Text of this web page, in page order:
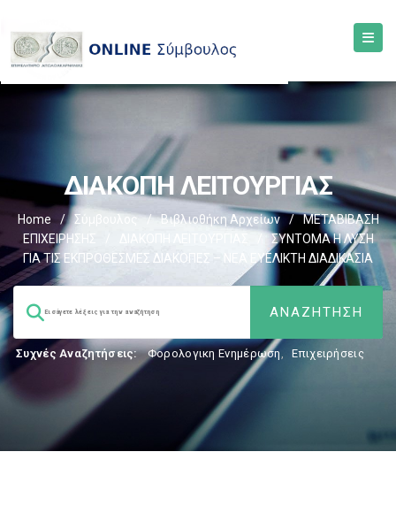
ΔΙΑΚΟΠΗ ΛΕΙΤΟΥΡΓΙΑΣ
Home / Σύμβουλος / Βιβλιοθήκη Αρχείων /
ΜΕΤΑΒΙΒΑΣΗ
ΕΠΙΧΕIΡΗΣΗΣ
ΣΥΝΤΟΜΑ Η ΛΥΣΗ
ΓΙΑ ΤΙΣ ΕΚΠΡΟΘΕΣΜΕΣ ΔΙΑΚΟΠΕΣ – ΝΕΑ ΕΥΕΛΙΚΤΗ ΔΙΑΔΙΚΑΣΙΑ
Συχνές Αναζητήσεις: Φορολογικη Ενημέρωση, Επιχειρήσεις